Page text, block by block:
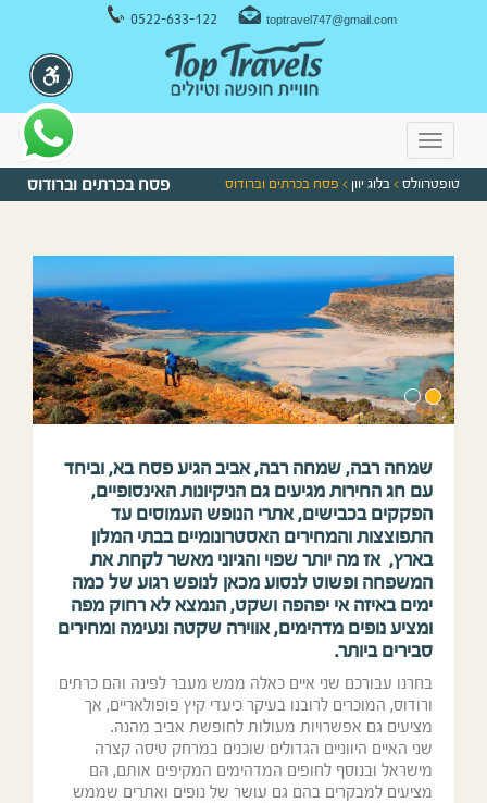
0522-633-122 toptravel747@gmail.com
Toggle
navigation
טופטרוולס > בלוג יוון > פסח בכרתים וברודוס פסח בכרתים וברודוס
שמחה רבה, שמחה רבה, אביב הגיע פסח בא, וביחד
עם חג החירות מגיעים גם הניקיונות האינסופיים,
הפקקים בכבישים, אתרי הנופש העמוסים עד
התפוצצות והמחירים האסטרונומיים בבתי המלון
בארץ, אז מה יותר שפוי והגיוני מאשר לקחת את
המשפחה ופשוט לנסוע מכאן לנופש רגוע של כמה
ימים באיזה אי יפהפה ושקט, הנמצא לא רחוק מפה
ומציע נופים מדהימים, אווירה שקטה ונעימה ומחירים
סבירים ביותר.
בחרנו עבורכם שני איים כאלה ממש מעבר לפינה והם כרתים
ורודוס, המוכרים לרובנו בעיקר כיעדי קיץ פופולאריים, אך
מציעים גם אפשרויות מעולות לחופשת אביב מהנה.
שני האיים היווניים הגדולים שוכנים במרחק טיסה קצרה
מישראל ובנוסף לחופים המדהימים המקיפים אותם, הם
מציעים למבקרים בהם גם עושר של נופים ואתרים שממש
ניווט במקלדת